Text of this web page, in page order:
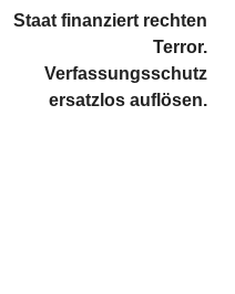
Staat finanziert rechten
Terror.
Verfassungsschutz
ersatzlos auflösen.